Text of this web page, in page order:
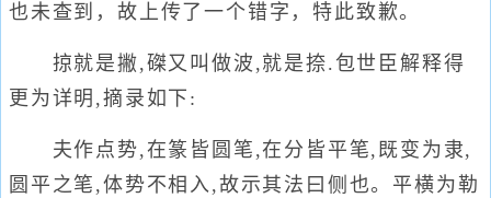
也未查到，故上传了一个错字，特此致歉。
掠就是撇,磔又叫做波,就是捺.包世臣解释得
更为详明,摘录如下:
夫作点势,在篆皆圆笔,在分皆平笔,既变为隶,
圆平之笔,体势不相入,故示其法曰侧也。平横为勒